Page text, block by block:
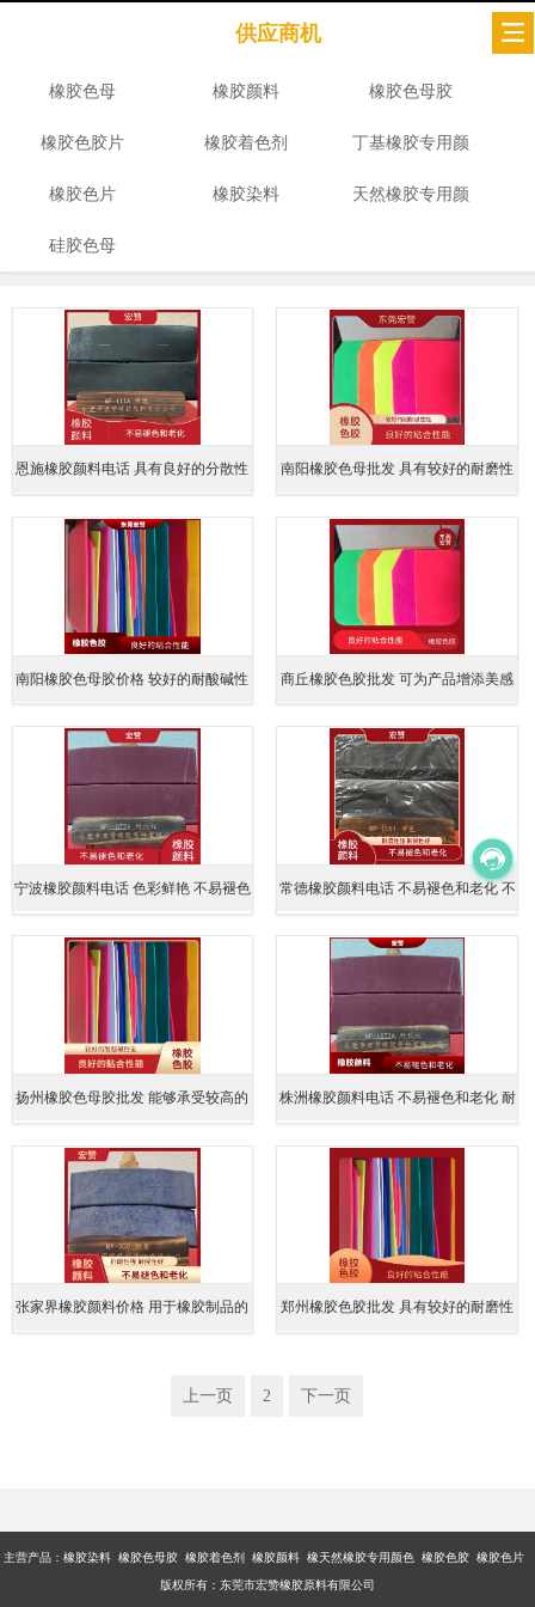
供应商机
橡胶色母 橡胶颜料 橡胶色母胶
橡胶色胶片 橡胶着色剂 丁基橡胶专用颜
色
橡胶色片 橡胶染料 天然橡胶专用颜
硅胶色母
恩施橡胶颜料电话 具有良好的分散性 南阳橡胶色母批发 具有较好的耐磨性
南阳橡胶色母胶价格 较好的耐酸碱性 商丘橡胶色胶批发 可为产品增添美感
宁波橡胶颜料电话 色彩鲜艳 不易褪色
和老化
常德橡胶颜料电话 不易褪色和老化 不
易开裂
扬州橡胶色母胶批发 能够承受较高的 株洲橡胶颜料电话 不易褪色和老化 耐
张家界橡胶颜料价格 用于橡胶制品的 郑州橡胶色胶批发 具有较好的耐磨性
上一页 2 下一页
主营产品：橡胶染料 橡胶色母胶 橡胶着色剂 橡胶颜料 橡天然橡胶专用颜色 橡胶色胶 橡胶色片
版权所有：东莞市宏赞橡胶原料有限公司